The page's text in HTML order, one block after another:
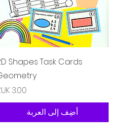
العرض السريع
Shapes Task Cards
السعر
أضِف إلى العربة